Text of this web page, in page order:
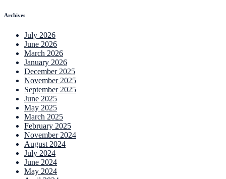
Archives
July 2026
June 2026
March 2026
January 2026
December 2025
November 2025
September 2025
June 2025
May 2025
March 2025
February 2025
November 2024
August 2024
July 2024
June 2024
May 2024